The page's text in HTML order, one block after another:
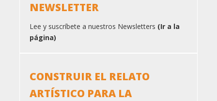
NEWSLETTER
Lee y suscríbete a nuestros Newsletters (Ir a la
página)
CONSTRUIR EL RELATO
ARTÍSTICO PARA LA